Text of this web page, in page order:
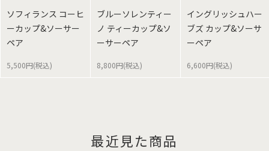
ソフィランス コーヒ
ーカップ&ソーサー
ペア
5,500円(税込)
ブルーソレンティー
ノ ティーカップ&ソ
ーサーペア
8,800円(税込)
イングリッシュハー
ブズ カップ&ソーサ
ーペア
6,600円(税込)
最近見た商品